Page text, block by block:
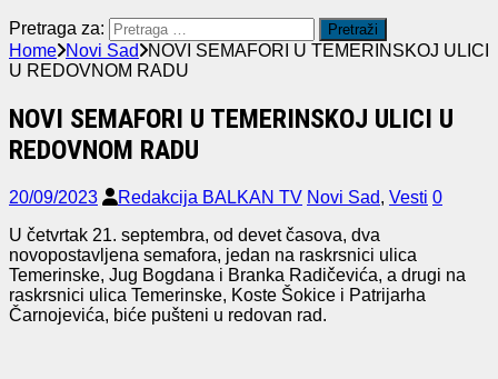
Pretraga za:
Home Novi Sad
NOVI SEMAFORI U TEMERINSKOJ ULICI
U REDOVNOM RADU
NOVI SEMAFORI U TEMERINSKOJ ULICI U
REDOVNOM RADU
20/09/2023 Redakcija BALKAN TV Novi Sad, Vesti 0
U četvrtak 21. septembra, od devet časova, dva
novopostavljena semafora, jedan na raskrsnici ulica
Temerinske, Jug Bogdana i Branka Radičevića, a drugi na
raskrsnici ulica Temerinske, Koste Šokice i Patrijarha
Čarnojevića, biće pušteni u redovan rad.